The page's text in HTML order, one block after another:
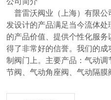
普雷沃阀业（上海）有限公
发设计的产品满足当今流体
的产品价值、提供个性化服
得了非常好的信誉。我们的
制阀门上。主要产品：气动
节阀、气动角座阀、气动隔膜